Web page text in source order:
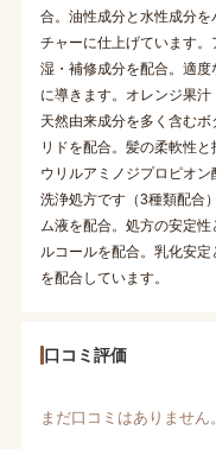
合。油性成分と水性成分
チャーに仕上げています
湿・補修成分を配合。適
に導きます。オレンジ果汁
天然由来成分を多く含む
リドを配合。髪の柔軟性
ウリルアミノジプロピオ
洗浄処方です（3種類配合
ム液を配合。処方の安定
ルコールを配合。乳化安
を配合しています。
口コミ評価
まだ口コミはありませ